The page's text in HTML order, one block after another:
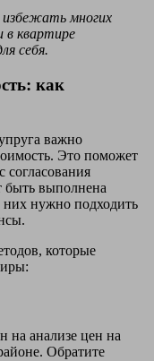
многих
в квартире
себя.
как
важно
Это поможет
согласования
выполнена
нужно подходить
которые
на анализе цен на
Обратите